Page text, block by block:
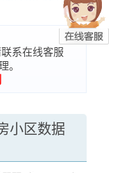
系在线客服
。
小区数据